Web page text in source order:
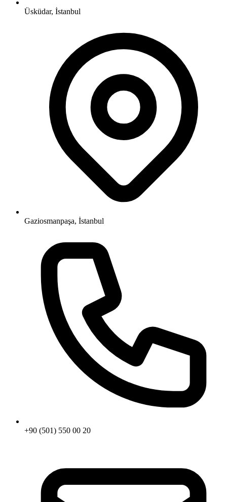
Üsküdar, İstanbul
Gaziosmanpaşa, İstanbul
+90 (501) 550 00 20